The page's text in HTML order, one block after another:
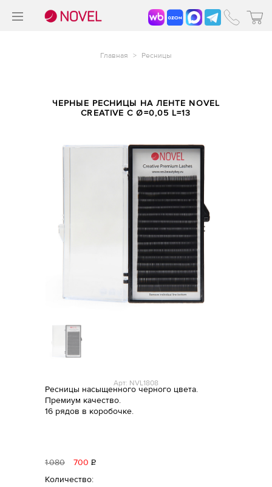
Главная > Ресницы
ЧЕРНЫЕ РЕСНИЦЫ НА ЛЕНТЕ NOVEL
CREATIVE C Ø=0,05 L=13
Арт: NVL1808
Ресницы насыщенного черного цвета.
Премиум качество.
16 рядов в коробочке.
1080 700 Р
Количество: